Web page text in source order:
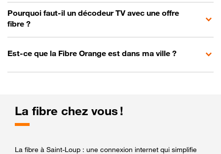
Pourquoi faut-il un décodeur TV avec une offre
fibre ?
Est-ce que la Fibre Orange est dans ma ville ?
La fibre chez vous !
La fibre à Saint-Loup : une connexion internet qui simplifie